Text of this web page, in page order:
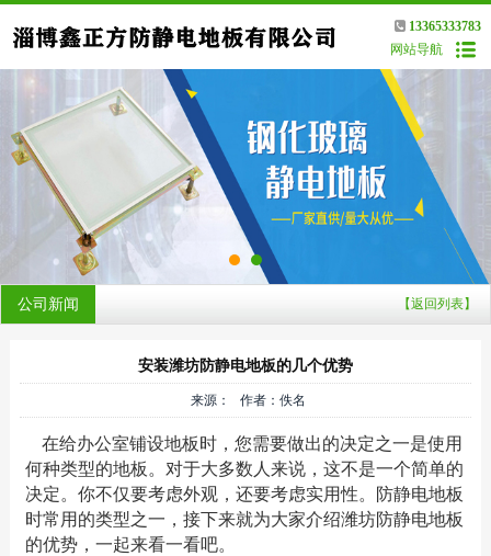
13365333783
网站导航
公司新闻 【返回列表】
安装潍坊防静电地板的几个优势
来源： 作者：佚名
在给办公室铺设地板时，您需要做出的决定之一是使用
何种类型的地板。对于大多数人来说，这不是一个简单的
决定。你不仅要考虑外观，还要考虑实用性。防静电地板
时常用的类型之一，接下来就为大家介绍潍坊防静电地板
的优势，一起来看一看吧。